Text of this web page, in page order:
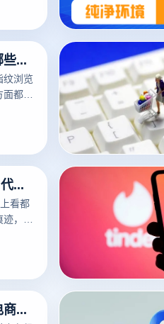
难
览器怎
电商防关联指纹浏览器适用于哪些平台？
纹浏览
都能
。
电商防关联指纹浏览器和vpn与代理之间有什么区别
看都
，更
相
vpn
网的话
什么
速卖通店铺防关联应该用什么电商防关联指纹浏览器？